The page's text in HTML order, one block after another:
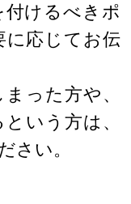
けるべきポ
に応じてお伝
った方や、
いう方は、
さい。